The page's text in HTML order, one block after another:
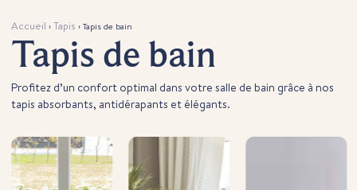
Accueil ›Tapis ›Tapis de bain
Tapis de bain
Profitez d’un confort optimal dans votre salle de bain grâce à nos
tapis absorbants, antidérapants et élégants.